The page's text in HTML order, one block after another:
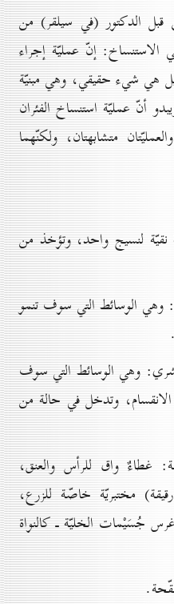
الدكتور (في سيلقر) من
الاستنساخ: إنّ عمليّة إجراء
هي شيء حقيقي، وهي مبنيّة
أنّ عمليّة استنساخ الفئران
متشابهتان، ولكنّهما
نقيّة لنسيج واحد، وتؤخذ من
وهي الوسائط التي سوف تنمو
وهي الوسائط التي سوف
الانقسام، وتدخل في حالة من
غطاءٌ واق للرأس والعنق،
مختبريّة خاصّة للزرع،
جُسَيْمات الخليّة ـ كالنواة